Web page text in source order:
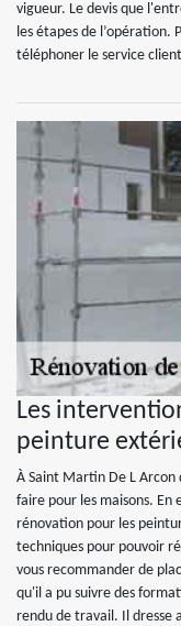
vigueur. Le devis que
les étapes de l’opération.
téléphoner le service
Les
peinture
À Saint Martin De L Arcon
faire pour les maisons.
rénovation pour les
techniques pour pouvoir
vous recommander de
qu'il a pu suivre des
rendu de travail. Il dresse